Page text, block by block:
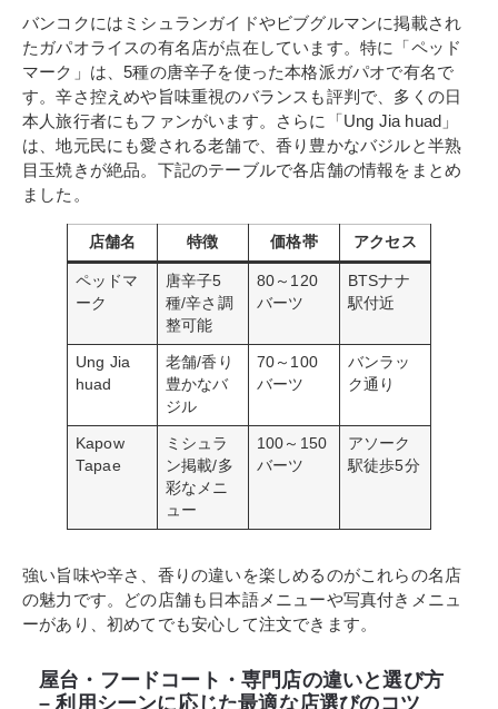
バンコクにはミシュランガイドやビブグルマンに掲載され
たガパオライスの有名店が点在しています。特に「ペッド
マーク」は、5種の唐辛子を使った本格派ガパオで有名で
す。辛さ控えめや旨味重視のバランスも評判で、多くの日
本人旅行者にもファンがいます。さらに「Ung Jia huad」
は、地元民にも愛される老舗で、香り豊かなバジルと半熟
目玉焼きが絶品。下記のテーブルで各店舗の情報をまとめ
ました。
店舗名 特徴 価格帯 アクセス
ペッドマ
ーク
唐辛子5
種/辛さ調
整可能
80～120
バーツ
BTSナナ
駅付近
Ung Jia
huad
老舗/香り
豊かなバ
ジル
70～100
バーツ
バンラッ
ク通り
Kapow
Tapae
ミシュラ
ン掲載/多
彩なメニ
ュー
100～150
バーツ
アソーク
駅徒歩5分
強い旨味や辛さ、香りの違いを楽しめるのがこれらの名店
の魅力です。どの店舗も日本語メニューや写真付きメニュ
ーがあり、初めてでも安心して注文できます。
屋台・フードコート・専門店の違いと選び方
– 利用シーンに応じた最適な店選びのコツ